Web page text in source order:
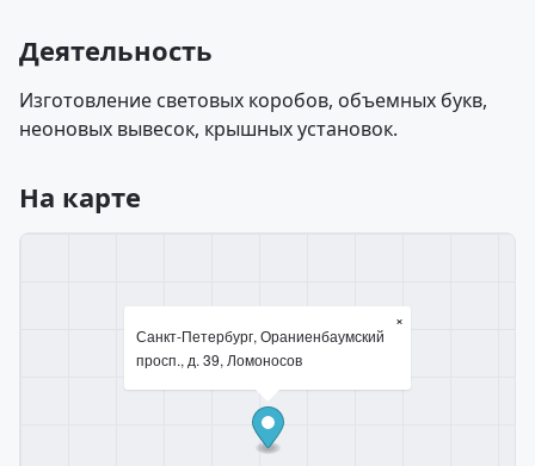
Деятельность
Изготовление световых коробов, объемных букв,
неоновых вывесок, крышных установок.
На карте
Санкт-Петербург, Ораниенбаумский
просп., д. 39, Ломоносов
×